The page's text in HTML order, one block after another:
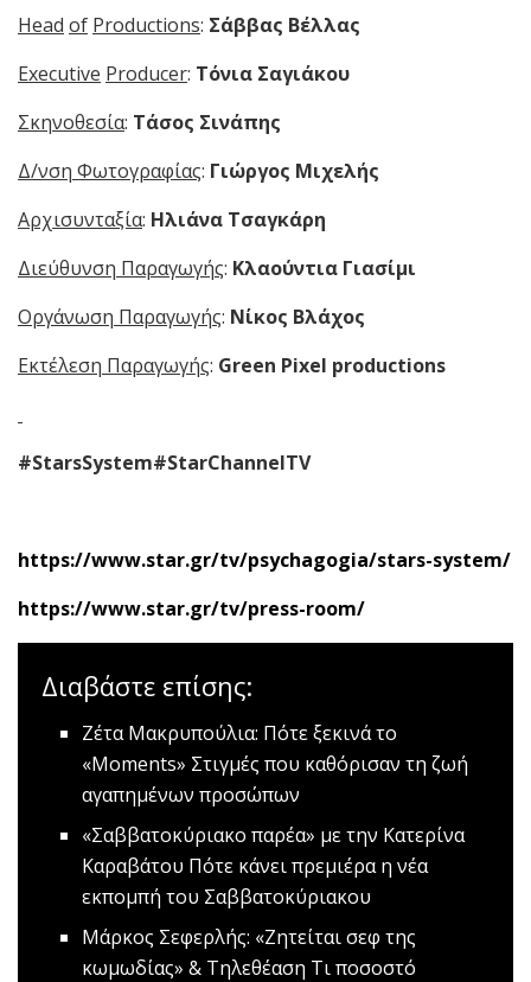
Head of Productions: Σάββας Βέλλας
Executive Producer: Τόνια Σαγιάκου
Σκηνοθεσία: Τάσος Σινάπης
Δ/νση Φωτογραφίας: Γιώργος Μιχελής
Αρχισυνταξία: Ηλιάνα Τσαγκάρη
Διεύθυνση Παραγωγής: Κλαούντια Γιασίμι
Οργάνωση Παραγωγής: Νίκος Βλάχος
Εκτέλεση Παραγωγής: Green Pixel productions
#StarsSystem#StarChannelTV
https://www.star.gr/tv/psychagogia/stars-system/
https://www.star.gr/tv/press-room/
Διαβάστε επίσης:
Ζέτα Μακρυπούλια: Πότε ξεκινά το
«Μοments» Στιγμές που καθόρισαν τη ζωή
αγαπημένων προσώπων
«Σαββατοκύριακο παρέα» με την Κατερίνα
Καραβάτου Πότε κάνει πρεμιέρα η νέα
εκπομπή του Σαββατοκύριακου
Μάρκος Σεφερλής: «Ζητείται σεφ της
κωμωδίας» & Τηλεθέαση Τι ποσοστό